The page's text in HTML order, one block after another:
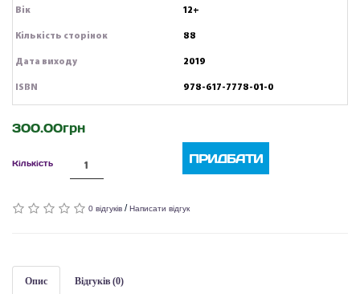
Вік 12+
Кількість сторінок 88
Дата виходу 2019
ISBN 978-617-7778-01-0
300.00грн
Кількість ПРИДБАТИ
0 відгуків /Написати відгук
Опис Відгуків (0)